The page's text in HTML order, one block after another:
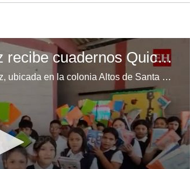
Escuela Enciende una Luz recibe cuadernos Quick, gracias a la Maratón del Saber
Los niños de la escuela Enciende una Luz, ubicada en la colonia Altos de Santa Rosa, al sur de Tegucigalpa, recibieron cuadernos Quick como parte de la Campaña Maratón del Saber.